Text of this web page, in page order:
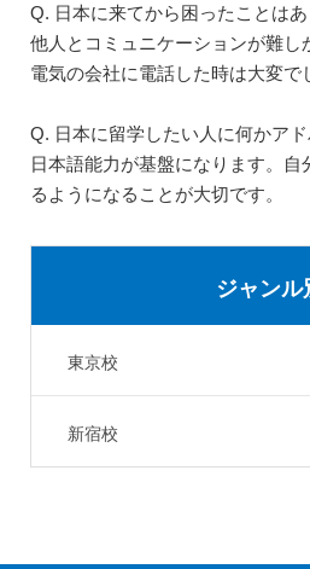
Q. 日本に来てから困ったことはあ
他人とコミュニケーションが難し
電気の会社に電話した時は大変で
Q. 日本に留学したい人に何かア
日本語能力が基盤になります。自
るようになることが大切です。
ジャンル
東京校
新宿校